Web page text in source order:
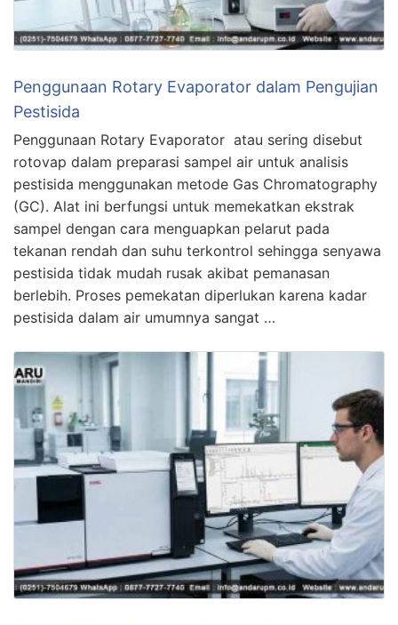
Penggunaan Rotary Evaporator dalam Pengujian
Pestisida
Penggunaan Rotary Evaporator atau sering disebut
rotovap dalam preparasi sampel air untuk analisis
pestisida menggunakan metode Gas Chromatography
(GC). Alat ini berfungsi untuk memekatkan ekstrak
sampel dengan cara menguapkan pelarut pada
tekanan rendah dan suhu terkontrol sehingga senyawa
pestisida tidak mudah rusak akibat pemanasan
berlebih. Proses pemekatan diperlukan karena kadar
pestisida dalam air umumnya sangat …